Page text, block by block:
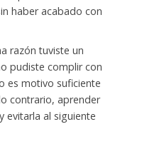
haber acabado con
razón tuviste un
pudiste complir con
es motivo suficiente
contrario, aprender
evitarla al siguiente